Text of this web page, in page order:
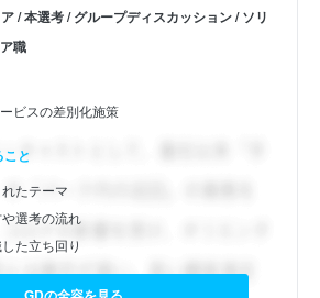
/ 本選考 / グループディスカッション / ソリ
職
ビスの差別化施策
と
たテーマ
選考の流れ
た立ち回り